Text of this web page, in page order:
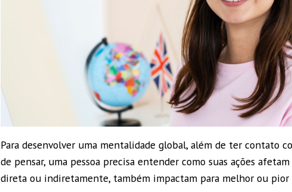
Para desenvolver uma mentalidade global, além de ter contato
de pensar, uma pessoa precisa entender como suas ações
direta ou indiretamente, também impactam para melhor ou pior